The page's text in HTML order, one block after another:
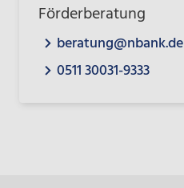
Förderberatung
beratung@nbank.de
0511 30031-9333